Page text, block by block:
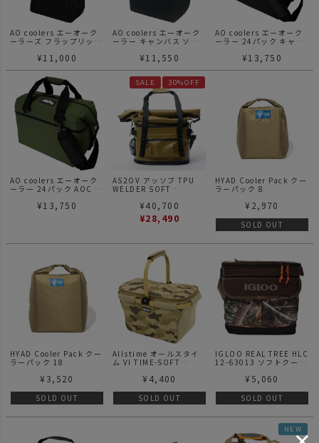
AO coolers エーオーク
ーラーズ フラップリッド
¥11,000
AO coolers エーオーク
ーラー キャンバス ソフ
¥11,550
AO coolers エーオーク
ーラー 24パック キャン
¥13,750
AO coolers エーオーク
ーラー 24パック AOC パ
クーラー
¥13,750
SALE 30%OFF
AS2OV アッソブ TPU
WELDER SOFT
トクーラーバッグ 420D
TPU WELDER SERIES
¥40,700
¥28,490
HYAD Cooler Pack クー
ラーパック 8
¥ 2,970
SOLD OUT
HYAD Cooler Pack クー
ラーパック 18
¥ 3,520
SOLD OUT
Allstime オールスタイ
ム VI TIME-SOFT
ボックス ソフトクーラー
¥ 4,400
SOLD OUT
IGLOO REAL TREE HLC
12-63013 ソフトクーラ
¥ 5,060
SOLD OUT
NEW